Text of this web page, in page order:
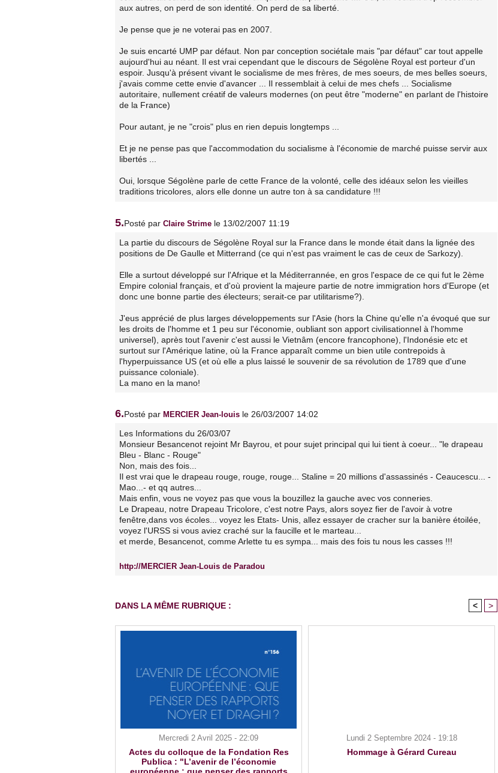
aux autres, on perd de son identité. On perd de sa liberté.
Je pense que je ne voterai pas en 2007.
Je suis encarté UMP par défaut. Non par conception sociétale mais "par défaut" car tout appelle
aujourd'hui au néant. Il est vrai cependant que le discours de Ségolène Royal est porteur d'un
espoir. Jusqu'à présent vivant le socialisme de mes frères, de mes soeurs, de mes belles soeurs,
j'avais comme cette envie d'avancer ... Il ressemblait à celui de mes chefs ... Socialisme
autoritaire, nullement créatif de valeurs modernes (on peut être "moderne" en parlant de l'histoire
de la France)
Pour autant, je ne "crois" plus en rien depuis longtemps ...
Et je ne pense pas que l'accommodation du socialisme à l'économie de marché puisse servir aux
libertés ...
Oui, lorsque Ségolène parle de cette France de la volonté, celle des idéaux selon les vieilles
traditions tricolores, alors elle donne un autre ton à sa candidature !!!
5.Posté par Claire Strime le 13/02/2007 11:19
La partie du discours de Ségolène Royal sur la France dans le monde était dans la lignée des
positions de De Gaulle et Mitterrand (ce qui n'est pas vraiment le cas de ceux de Sarkozy).
Elle a surtout développé sur l'Afrique et la Méditerrannée, en gros l'espace de ce qui fut le 2ème
Empire colonial français, et d'où provient la majeure partie de notre immigration hors d'Europe (et
donc une bonne partie des électeurs; serait-ce par utilitarisme?).
J'eus apprécié de plus larges développements sur l'Asie (hors la Chine qu'elle n'a évoqué que sur
les droits de l'homme et 1 peu sur l'économie, oubliant son apport civilisationnel à l'homme
universel), après tout l'avenir c'est aussi le Vietnâm (encore francophone), l'Indonésie etc et
surtout sur l'Amérique latine, où la France apparaît comme un bien utile contrepoids à
l'hyperpuissance US (et où elle a plus laissé le souvenir de sa révolution de 1789 que d'une
puissance coloniale).
La mano en la mano!
6.Posté par MERCIER Jean-louis le 26/03/2007 14:02
Les Informations du 26/03/07
Monsieur Besancenot rejoint Mr Bayrou, et pour sujet principal qui lui tient à coeur... "le drapeau
Bleu - Blanc - Rouge"
Non, mais des fois...
Il est vrai que le drapeau rouge, rouge, rouge... Staline = 20 millions d'assassinés - Ceaucescu... -
Mao...- et qq autres...
Mais enfin, vous ne voyez pas que vous la bouzillez la gauche avec vos conneries.
Le Drapeau, notre Drapeau Tricolore, c'est notre Pays, alors soyez fier de l'avoir à votre
fenêtre,dans vos écoles... voyez les Etats- Unis, allez essayer de cracher sur la banière étoilée,
voyez l'URSS si vous aviez craché sur la faucille et le marteau...
et merde, Besancenot, comme Arlette tu es sympa... mais des fois tu nous les casses !!!
http://MERCIER Jean-Louis de Paradou
DANS LA MÊME RUBRIQUE : < >
Mercredi 2 Avril 2025 - 22:09
Actes du colloque de la Fondation Res
Publica : "L’avenir de l’économie
Lundi 2 Septembre 2024 - 19:18
Hommage à Gérard Cureau